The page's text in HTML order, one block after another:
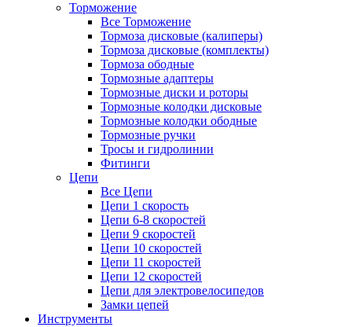
Торможение
Все Торможение
Тормоза дисковые (калиперы)
Тормоза дисковые (комплекты)
Тормоза ободные
Тормозные адаптеры
Тормозные диски и роторы
Тормозные колодки дисковые
Тормозные колодки ободные
Тормозные ручки
Тросы и гидролинии
Фитинги
Цепи
Все Цепи
Цепи 1 скорость
Цепи 6-8 скоростей
Цепи 9 скоростей
Цепи 10 скоростей
Цепи 11 скоростей
Цепи 12 скоростей
Цепи для электровелосипедов
Замки цепей
Инструменты